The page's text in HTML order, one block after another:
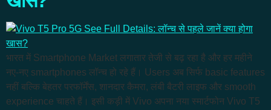
भारत में Smartphone Market लगातार तेजी से बढ़ रहा है और हर महीने
नए-नए smartphones लॉन्च हो रहे हैं। Users अब सिर्फ basic features
नहीं बल्कि बेहतर परफॉर्मेंस, शानदार कैमरा, लंबी बैटरी लाइफ और smooth
experience चाहते हैं। इसी कड़ी में Vivo अपना नया स्मार्टफोन Vivo T5